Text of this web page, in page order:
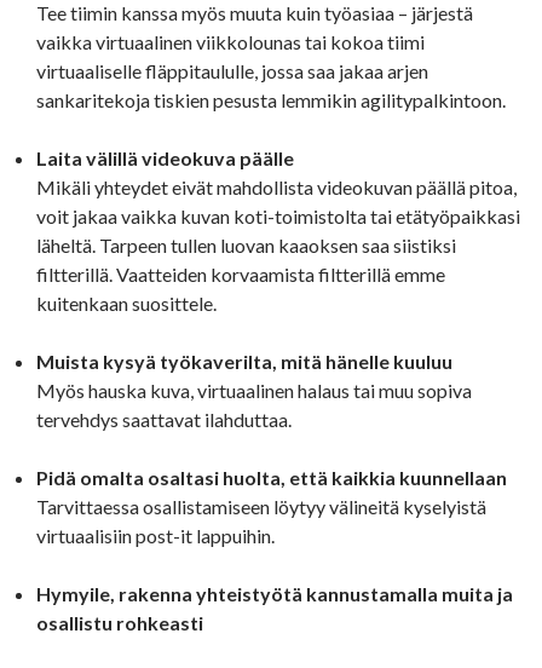
Tee tiimin kanssa myös muuta kuin työasiaa – järjestä
vaikka virtuaalinen viikkolounas tai kokoa tiimi
virtuaaliselle fläppitaululle, jossa saa jakaa arjen
sankaritekoja tiskien pesusta lemmikin agilitypalkintoon.
Laita välillä videokuva päälle
Mikäli yhteydet eivät mahdollista videokuvan päällä pitoa,
voit jakaa vaikka kuvan koti-toimistolta tai etätyöpaikkasi
läheltä. Tarpeen tullen luovan kaaoksen saa siistiksi
filtterillä. Vaatteiden korvaamista filtterillä emme
kuitenkaan suosittele.
Muista kysyä työkaverilta, mitä hänelle kuuluu
Myös hauska kuva, virtuaalinen halaus tai muu sopiva
tervehdys saattavat ilahduttaa.
Pidä omalta osaltasi huolta, että kaikkia kuunnellaan
Tarvittaessa osallistamiseen löytyy välineitä kyselyistä
virtuaalisiin post-it lappuihin.
Hymyile, rakenna yhteistyötä kannustamalla muita ja
osallistu rohkeasti